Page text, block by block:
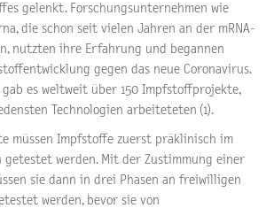
gelenkt. Forschungsunternehmen wie
die schon seit vielen Jahren an der mRNA-
nutzten ihre Erfahrung und begannen
gegen das neue Coronavirus.
gab es weltweit über 150 Impfstoffprojekte,
Technologien arbeiteteten (1).
müssen Impfstoffe zuerst präklinisch im
getestet werden. Mit der Zustimmung einer
sie dann in drei Phasen an freiwilligen
werden, bevor sie von